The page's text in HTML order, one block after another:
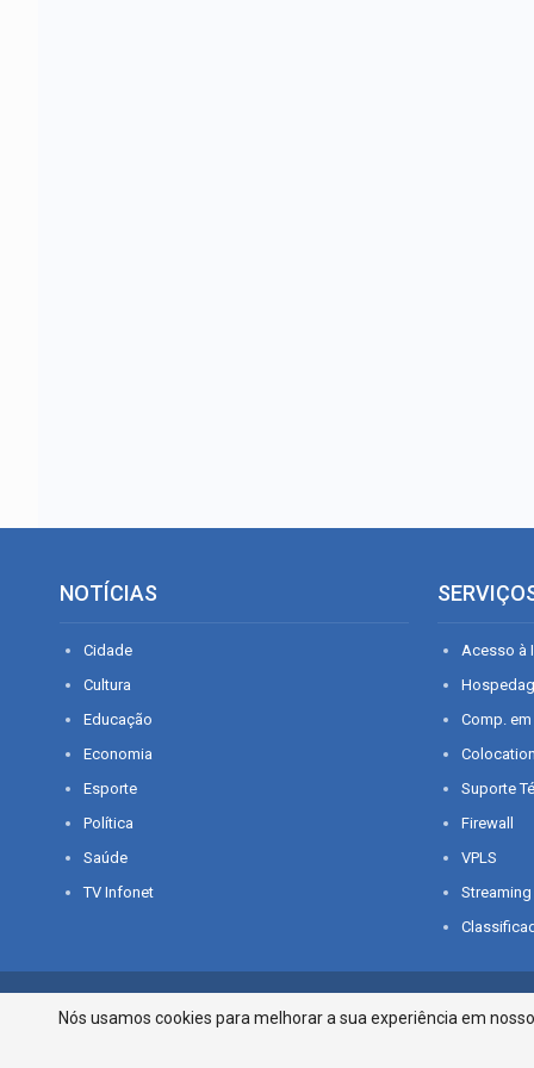
NOTÍCIAS
Cidade
Cultura
Educação
Economia
Esporte
Política
Saúde
TV Infonet
Acesso à
Comp.
Suporte
Firewall
VPLS
Streaming
© 2026 - O que é notícia em Sergipe. Todos os direitos reservados.
Nós usamos cookies para melhorar a sua experiência em